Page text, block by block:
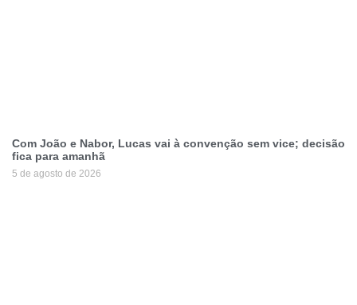
Com João e Nabor, Lucas vai à convenção sem vice; decisão
fica para amanhã
5 de agosto de 2026